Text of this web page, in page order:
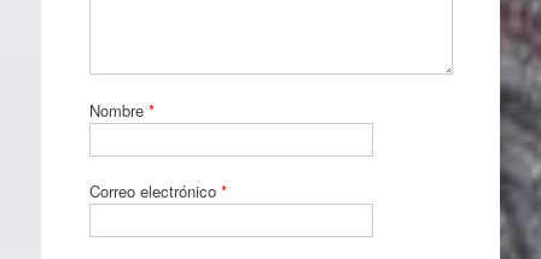
Nombre *
Correo electrónico *